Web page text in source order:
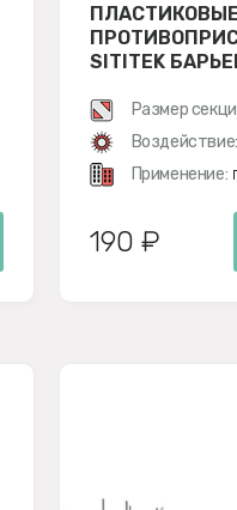
ПЛАСТИКОВЫЕ
SITITEK
Размер
Воздействие:
Применение:
190 ₽